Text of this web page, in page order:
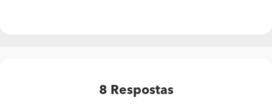
8 Respostas